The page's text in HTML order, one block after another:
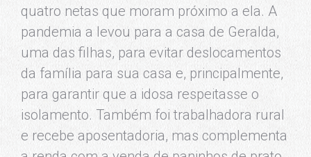
quatro netas que moram próximo a ela. A
pandemia a levou para a casa de Geralda,
uma das filhas, para evitar deslocamentos
da família para sua casa e, principalmente,
para garantir que a idosa respeitasse o
isolamento. Também foi trabalhadora rural
e recebe aposentadoria, mas complementa